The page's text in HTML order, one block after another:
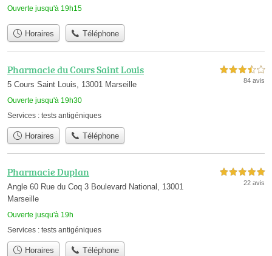
Ouverte jusqu'à 19h15
Horaires Téléphone
Pharmacie du Cours Saint Louis
5 Cours Saint Louis, 13001 Marseille
Ouverte jusqu'à 19h30
3,5 étoiles sur 5
84 avis
Services : tests antigéniques
Horaires Téléphone
Pharmacie Duplan
Angle 60 Rue du Coq 3 Boulevard National, 13001
Marseille
Ouverte jusqu'à 19h
5,0 étoiles sur 5
22 avis
Services : tests antigéniques
Horaires Téléphone